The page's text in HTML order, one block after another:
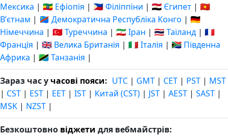
Мексика | 🇪🇹 Ефіопія | 🇵🇭 Філіппіни | 🇪🇬 Єгипет | 🇻🇳
Вʼєтнам | 🇨🇩 Демократична Республіка Конго | 🇩🇪
Німеччина | 🇹🇷 Туреччина | 🇮🇷 Іран | 🇹🇭 Таїланд | 🇫🇷
Франція | 🇬🇧 Велика Британія | 🇮🇹 Італія | 🇿🇦 Південна
Африка | 🇹🇿 Танзанія |
Зараз час у часові пояси: UTC | GMT | CET | PST | MST
| CST | EST | EET | IST | Китай (CST) | JST | AEST | SAST |
MSK | NZST |
Безкоштовно віджети для вебмайстрів: